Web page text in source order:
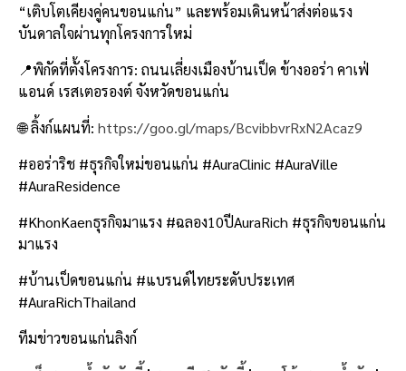
“เติบโตเคียงคู่คนขอนแก่น” และพร้อมเดินหน้าส่งต่อแรง
บันดาลใจผ่านทุกโครงการใหม่
📍พิกัดที่ตั้งโครงการ: ถนนเลี่ยงเมืองบ้านเป็ด ข้างออร่า คาเฟ่
แอนด์ เรสเตอรองต์ จังหวัดขอนแก่น
🌐 ลิ้งก์แผนที่: https://goo.gl/maps/BcvibbvrRxN2Acaz9
#ออร่าริช #ธุรกิจใหม่ขอนแก่น #AuraClinic #AuraVille
#AuraResidence
#KhonKaenธุรกิจมาแรง #ฉลอง10ปีAuraRich #ธุรกิจขอนแก่น
มาแรง
#บ้านเป็ดขอนแก่น #แบรนด์ไทยระดับประเทศ
#AuraRichThailand
ทีมข่าวขอนแก่นลิงก์